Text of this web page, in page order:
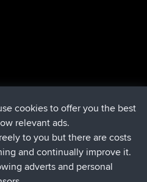
diBBRAdesso
hrs, 41 min fa
diBBRIeri
di BBRIeri
di
cookies to offer you the best
relevant ads.
to you but there are costs
and continually improve it.
adverts and personal